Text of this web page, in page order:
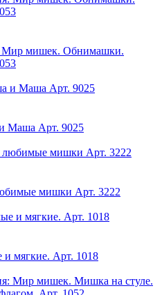
Мир мишек. Обнимашки.
Маша Арт. 9025
мишки Арт. 3222
мягкие. Арт. 1018